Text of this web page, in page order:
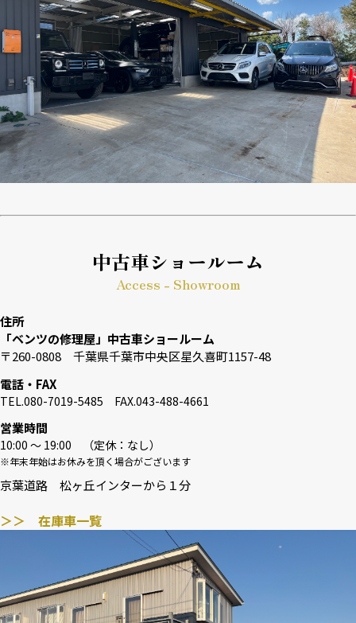
中古車ショールーム
Access - Showroom
住所
「ベンツの修理屋」中古車ショールーム
〒260-0808 千葉県千葉市中央区星久喜町1157-48
電話・FAX
TEL.080-7019-5485 FAX.043-488-4661
営業時間
10:00 〜 19:00 （定休：なし）
※年末年始はお休みを頂く場合がございます
京葉道路 松ヶ丘インターから１分
＞＞ 在庫車一覧